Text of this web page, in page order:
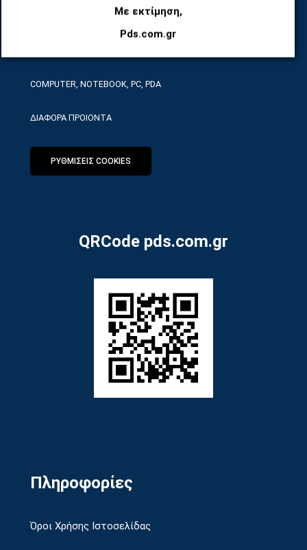
Με εκτίμηση,
Pds.com.gr
COMPUTER, NOTEBOOK, PC, PDA
ΔΙΑΦΟΡΑ ΠΡΟΙΟΝΤΑ
ΡΥΘΜΙΣΕΙΣ COOKIES
QRCode pds.com.gr
Πληροφορίες
Όροι Χρήσης Ιστοσελίδας